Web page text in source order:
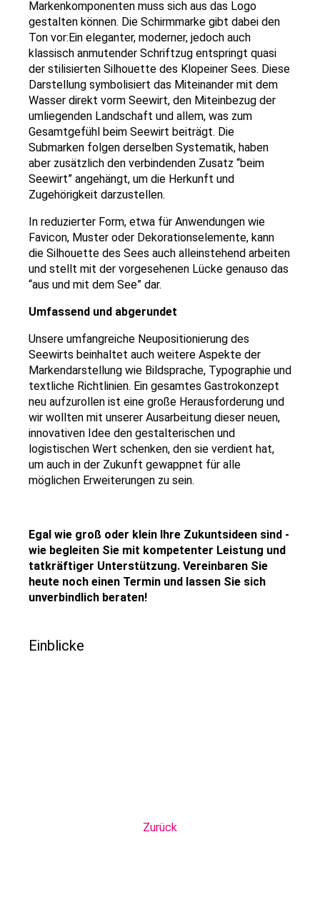
Markenkomponenten muss sich aus das Logo
gestalten können. Die Schirmmarke gibt dabei den
Ton vor:Ein eleganter, moderner, jedoch auch
klassisch anmutender Schriftzug entspringt quasi
der stilisierten Silhouette des Klopeiner Sees. Diese
Darstellung symbolisiert das Miteinander mit dem
Wasser direkt vorm Seewirt, den Miteinbezug der
umliegenden Landschaft und allem, was zum
Gesamtgefühl beim Seewirt beiträgt. Die
Submarken folgen derselben Systematik, haben
aber zusätzlich den verbindenden Zusatz “beim
Seewirt” angehängt, um die Herkunft und
Zugehörigkeit darzustellen.
In reduzierter Form, etwa für Anwendungen wie
Favicon, Muster oder Dekorationselemente, kann
die Silhouette des Sees auch alleinstehend arbeiten
und stellt mit der vorgesehenen Lücke genauso das
“aus und mit dem See” dar.
Umfassend und abgerundet
Unsere umfangreiche Neupositionierung des
Seewirts beinhaltet auch weitere Aspekte der
Markendarstellung wie Bildsprache, Typographie und
textliche Richtlinien. Ein gesamtes Gastrokonzept
neu aufzurollen ist eine große Herausforderung und
wir wollten mit unserer Ausarbeitung dieser neuen,
innovativen Idee den gestalterischen und
logistischen Wert schenken, den sie verdient hat,
um auch in der Zukunft gewappnet für alle
möglichen Erweiterungen zu sein.
Egal wie groß oder klein Ihre Zukuntsideen sind -
wie begleiten Sie mit kompetenter Leistung und
tatkräftiger Unterstützung. Vereinbaren Sie
heute noch einen Termin und lassen Sie sich
unverbindlich beraten!
Einblicke
Zurück